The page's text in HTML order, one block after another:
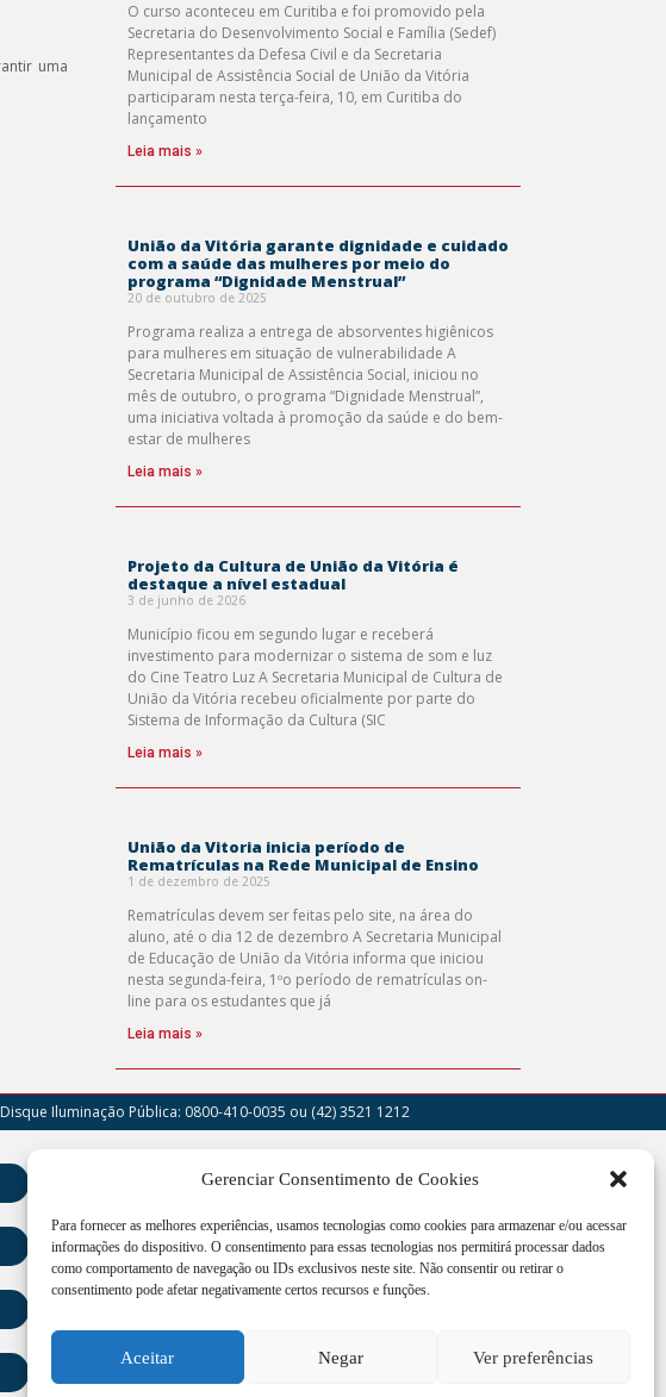
Gerenciar Consentimento de Cookies
Para fornecer as melhores experiências, usamos tecnologias como cookies para armazenar e/ou acessar
informações do dispositivo. O consentimento para essas tecnologias nos permitirá processar dados
como comportamento de navegação ou IDs exclusivos neste site. Não consentir ou retirar o
consentimento pode afetar negativamente certos recursos e funções.
Aceitar Negar Ver preferências
uma
O curso aconteceu em Curitiba e foi promovido pela
Secretaria do Desenvolvimento Social e Família (Sedef)
Representantes da Defesa Civil e da Secretaria
Municipal de Assistência Social de União da Vitória
participaram nesta terça-feira, 10, em Curitiba do
lançamento
Leia mais »
União da Vitória garante dignidade e cuidado
com a saúde das mulheres por meio do
programa “Dignidade Menstrual”
20 de outubro de 2025
Programa realiza a entrega de absorventes higiênicos
para mulheres em situação de vulnerabilidade A
Secretaria Municipal de Assistência Social, iniciou no
mês de outubro, o programa “Dignidade Menstrual”,
uma iniciativa voltada à promoção da saúde e do bem-
estar de mulheres
Leia mais »
Projeto da Cultura de União da Vitória é
destaque a nível estadual
3 de junho de 2026
Município ficou em segundo lugar e receberá
investimento para modernizar o sistema de som e luz
do Cine Teatro Luz A Secretaria Municipal de Cultura de
União da Vitória recebeu oficialmente por parte do
Sistema de Informação da Cultura (SIC
Leia mais »
União da Vitoria inicia período de
Rematrículas na Rede Municipal de Ensino
1 de dezembro de 2025
Rematrículas devem ser feitas pelo site, na área do
aluno, até o dia 12 de dezembro A Secretaria Municipal
de Educação de União da Vitória informa que iniciou
nesta segunda-feira, 1ºo período de rematrículas on-
line para os estudantes que já
Leia mais »
Disque Iluminação Pública: 0800-410-0035 ou (42) 3521 1212
Rua Doutor Cruz Machado, 205 - Centro - União da
Atendimento de segunda a sexta-feira das 12:00h às
18:00h
(42) 3521 1200
ouvidoria@uniaodavitoria.pr.gov.br
CNPJ: 75.967.760/0001-71